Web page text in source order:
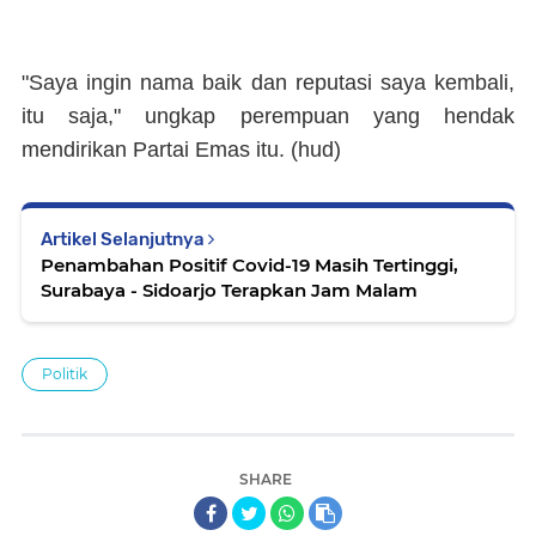
"Saya ingin nama baik dan reputasi saya kembali,
itu saja," ungkap perempuan yang hendak
mendirikan Partai Emas itu. (hud)
Artikel Selanjutnya
Penambahan Positif Covid-19 Masih Tertinggi,
Surabaya - Sidoarjo Terapkan Jam Malam
Politik
SHARE